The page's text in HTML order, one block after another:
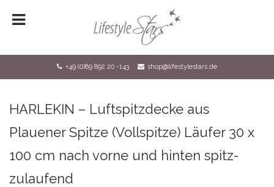
REGISTRIERUNG
SHOP
KONTAKT
+49 (0)89 892 20 -143 shop@lifestylestars.de
HARLEKIN – Luftspitzdecke aus
Plauener Spitze (Vollspitze) Läufer 30 x
100 cm nach vorne und hinten spitz-
zulaufend